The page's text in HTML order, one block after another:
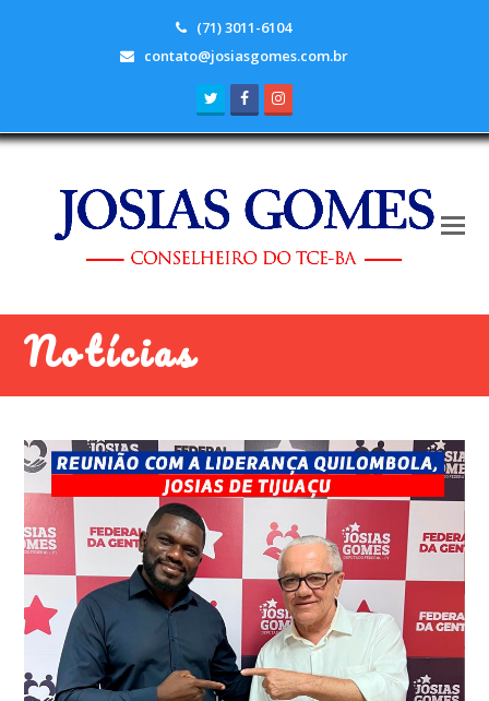
(71) 3011-6104
contato@josiasgomes.com.br
TwitterFacebook
Notícias